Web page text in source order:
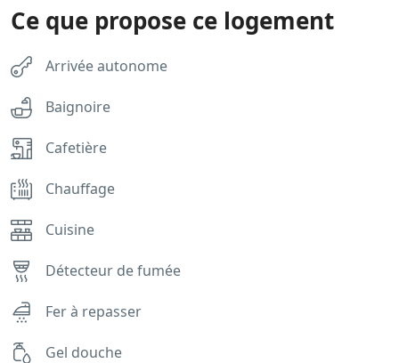
Ce que propose ce logement
Arrivée autonome
Baignoire
Cafetière
Chauffage
Cuisine
Détecteur de fumée
Fer à repasser
Gel douche